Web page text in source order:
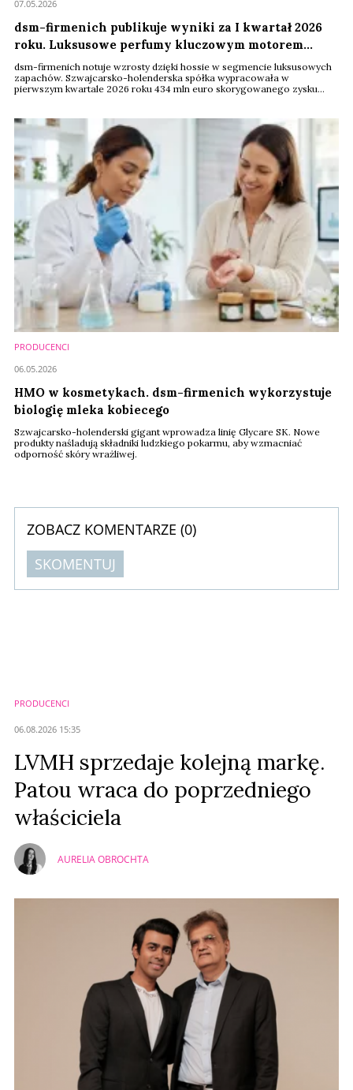
dsm-firmenich publikuje wyniki za I kwartał 2026
roku. Luksusowe perfumy kluczowym motorem
wzrostu
dsm-firmenich notuje wzrosty dzięki hossie w segmencie luksusowych
zapachów. Szwajcarsko-holenderska spółka wypracowała w
pierwszym kwartale 2026 roku 434 mln euro skorygowanego zysku
marża firmy spadła do 19,1 proc. pod wpływem drożejącego transportu
oraz wysokich kosztów energii.
07.05.2026
PRODUCENCI
HMO w kosmetykach. dsm-firmenich wykorzystuje
biologię mleka kobiecego
Szwajcarsko-holenderski gigant wprowadza linię Glycare SK. Nowe
produkty naśladują składniki ludzkiego pokarmu, aby wzmacniać
odporność skóry wrażliwej.
06.05.2026
ZOBACZ KOMENTARZE (0)
SKOMENTUJ
PRODUCENCI
06.08.2026 15:35
LVMH sprzedaje kolejną markę.
Patou wraca do poprzedniego
właściciela
AURELIA OBROCHTA